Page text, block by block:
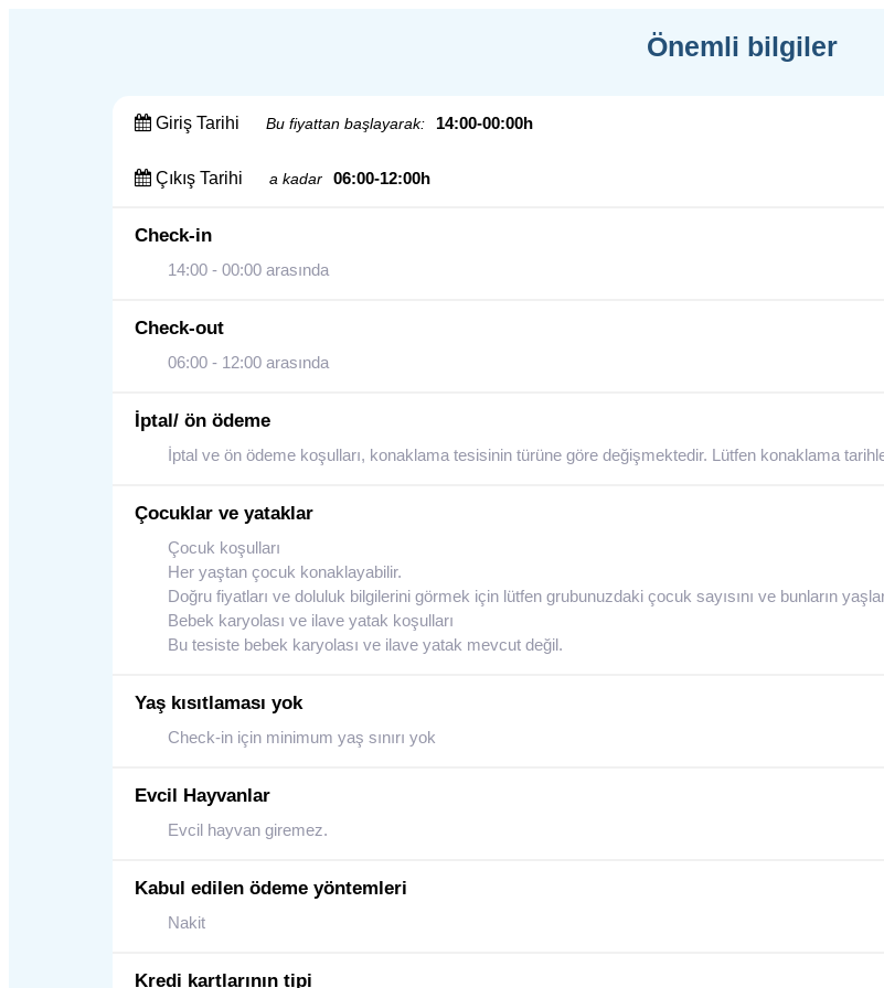
Önemli bilgiler
Giriş Tarihi Bu fiyattan başlayarak: 14:00-00:00h
Çıkış Tarihi a kadar 06:00-12:00h
Check-in
14:00 - 00:00 arasında
Check-out
06:00 - 12:00 arasında
İptal/ ön ödeme
İptal ve ön ödeme koşulları, konaklama tesisinin türüne göre değişmektedir. Lütfen konaklama
Çocuklar ve yataklar
Çocuk koşulları
Her yaştan çocuk konaklayabilir.
Doğru fiyatları ve doluluk bilgilerini görmek için lütfen grubunuzdaki çocuk sayısını ve bunların
Bebek karyolası ve ilave yatak koşulları
Bu tesiste bebek karyolası ve ilave yatak mevcut değil.
Yaş kısıtlaması yok
Check-in için minimum yaş sınırı yok
Evcil Hayvanlar
Evcil hayvan giremez.
Kabul edilen ödeme yöntemleri
Nakit
Kredi kartlarının tipi